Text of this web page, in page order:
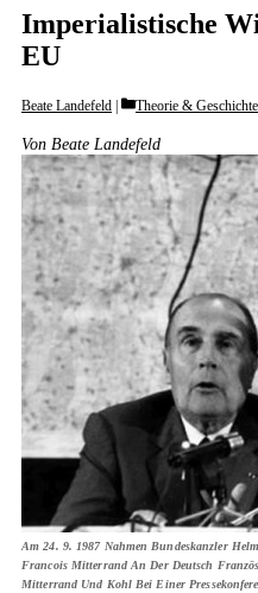
Imperialistische
EU
Beate Landefeld Categories
Theorie & Geschichte
Von Beate Landefeld
Am 24. 9. 1987 Nahmen Bundeskanzler
Francois Mitterrand An Der Deutsch
Mitterrand Und Kohl Bei Einer